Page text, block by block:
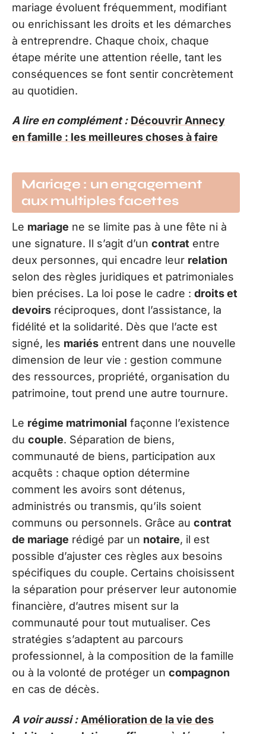
mariage évoluent fréquemment, modifiant
ou enrichissant les droits et les démarches
à entreprendre. Chaque choix, chaque
étape mérite une attention réelle, tant les
conséquences se font sentir concrètement
au quotidien.
A lire en complément : Découvrir Annecy
en famille : les meilleures choses à faire
Mariage : un engagement
aux multiples facettes
Le mariage ne se limite pas à une fête ni à
une signature. Il s’agit d’un contrat entre
deux personnes, qui encadre leur relation
selon des règles juridiques et patrimoniales
bien précises. La loi pose le cadre : droits et
devoirs réciproques, dont l’assistance, la
fidélité et la solidarité. Dès que l’acte est
signé, les mariés entrent dans une nouvelle
dimension de leur vie : gestion commune
des ressources, propriété, organisation du
patrimoine, tout prend une autre tournure.
Le régime matrimonial façonne l’existence
du couple. Séparation de biens,
communauté de biens, participation aux
acquêts : chaque option détermine
comment les avoirs sont détenus,
administrés ou transmis, qu’ils soient
communs ou personnels. Grâce au contrat
de mariage rédigé par un notaire, il est
possible d’ajuster ces règles aux besoins
spécifiques du couple. Certains choisissent
la séparation pour préserver leur autonomie
financière, d’autres misent sur la
communauté pour tout mutualiser. Ces
stratégies s’adaptent au parcours
professionnel, à la composition de la famille
ou à la volonté de protéger un compagnon
en cas de décès.
A voir aussi : Amélioration de la vie des